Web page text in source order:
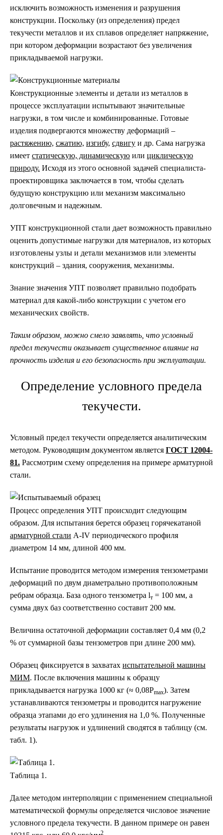
исключить возможность изменения и разрушения
конструкции. Поскольку (из определения) предел
текучести металлов и их сплавов определяет напряжение,
при котором деформации возрастают без увеличения
прикладываемой нагрузки.
Конструкционные элементы и детали из металлов в
процессе эксплуатации испытывают значительные
нагрузки, в том числе и комбинированные. Готовые
изделия подвергаются множеству деформаций –
растяжению, сжатию, изгибу, сдвигу и др. Сама нагрузка
имеет статическую, динамическую или циклическую
природу. Исходя из этого основной задачей специалиста-
проектировщика заключается в том, чтобы сделать
будущую конструкцию или механизм максимально
долговечным и надежным.
УПТ конструкционной стали дает возможность правильно
оценить допустимые нагрузки для материалов, из которых
изготовлены узлы и детали механизмов или элементы
конструкций – здания, сооружения, механизмы.
Знание значения УПТ позволяет правильно подобрать
материал для какой-либо конструкции с учетом его
механических свойств.
Таким образом, можно смело заявлять, что условный
предел текучести оказывает существенное влияние на
прочность изделия и его безопасность при эксплуатации.
Определение условного предела
текучести.
Условный предел текучести определяется аналитическим
методом. Руководящим документом является ГОСТ 12004-
81. Рассмотрим схему определения на примере арматурной
стали.
Процесс определения УПТ происходит следующим
образом. Для испытания берется образец горячекатаной
арматурной стали A-IV периодического профиля
диаметром 14 мм, длиной 400 мм.
Испытание проводится методом измерения тензометрами
деформаций по двум диаметрально противоположным
ребрам образца. База одного тензометра lт = 100 мм, а
сумма двух баз соответственно составит 200 мм.
Величина остаточной деформации составляет 0,4 мм (0,2
% от суммарной базы тензометров при длине 200 мм).
Образец фиксируется в захватах испытательной машины
МИМ. После включения машины к образцу
прикладывается нагрузка 1000 кг (≈ 0,08Pmax). Затем
устанавливаются тензометры и проводится нагружение
образца этапами до его удлинения на 1,0 %. Полученные
результаты нагрузок и удлинений сводятся в таблицу (см.
табл. 1).
Таблица 1.
Далее методом интерполяции с применением специальной
математической формулы определяется числовое значение
условного предела текучести. В данном примере он равен
2